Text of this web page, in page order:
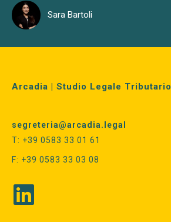
Sara Bartoli
Arcadia | Studio Legale Tributario
segreteria@arcadia.legal
T: +39 0583 33 01 61
F: +39 0583 33 03 08